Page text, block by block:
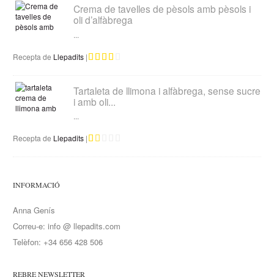
Crema de tavelles de pèsols amb pèsols i
oli d’alfàbrega
...
Recepta de Llepadits |
Tartaleta de llimona i alfàbrega, sense sucre
i amb oli...
...
Recepta de Llepadits |
INFORMACIÓ
Anna Genís
Correu-e: info @ llepadits.com
Telèfon: +34 656 428 506
REBRE NEWSLETTER